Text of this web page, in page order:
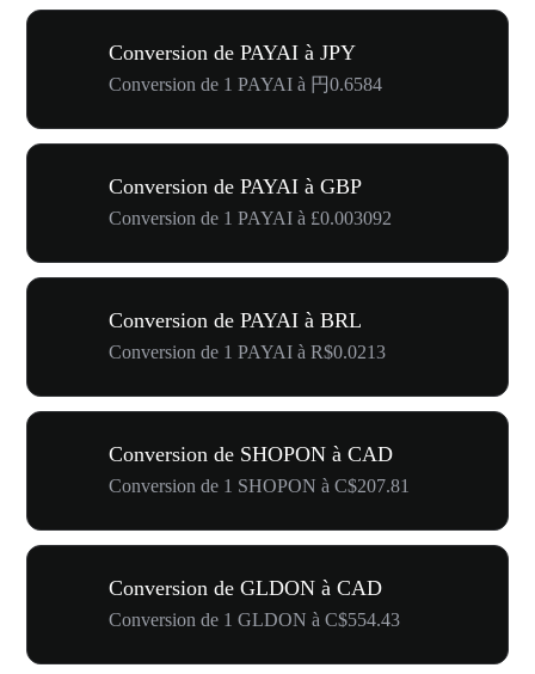
Conversion de PAYAI à JPY
Conversion de 1 PAYAI à 円0.6584
Conversion de PAYAI à GBP
Conversion de 1 PAYAI à £0.003092
Conversion de PAYAI à BRL
Conversion de 1 PAYAI à R$0.0213
Conversion de SHOPON à CAD
Conversion de 1 SHOPON à C$207.81
Conversion de GLDON à CAD
Conversion de 1 GLDON à C$554.43